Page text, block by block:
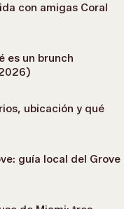
con amigas Coral
es un brunch
ubicación y qué
guía local del Grove